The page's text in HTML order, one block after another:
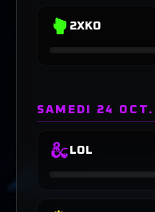
2XKO
SAMEDI 24 OCT.
LOL